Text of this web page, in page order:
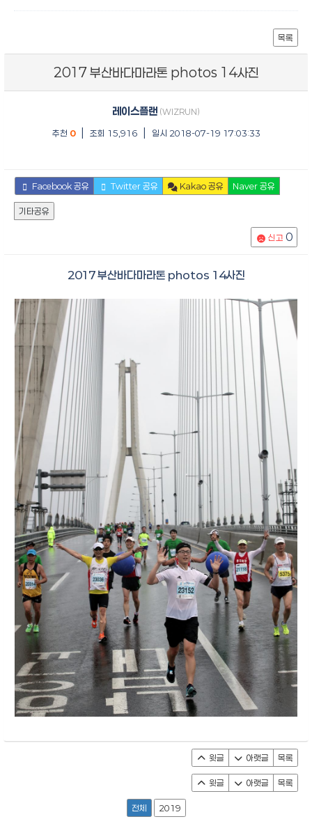
목록
2017 부산바다마라톤 photos 14사진
레이스플랜 (WIZRUN)
추천 0 조회 15,916 일시 2018-07-19 17:03:33
Facebook 공유 Twitter 공유 Kakao 공유 Naver 공유
기타공유
신고 0
2017 부산바다마라톤 photos 14사진
윗글 아랫글 목록
윗글 아랫글 목록
전체 2019